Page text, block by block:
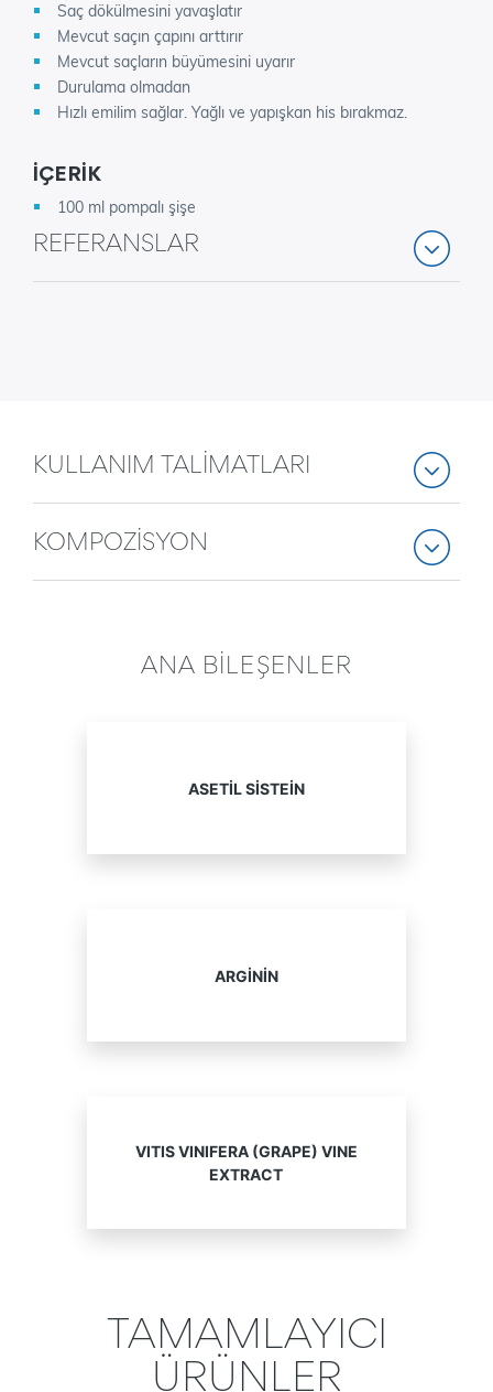
Saç dökülmesini yavaşlatır
Mevcut saçın çapını arttırır
Mevcut saçların büyümesini uyarır
Durulama olmadan
Hızlı emilim sağlar. Yağlı ve yapışkan his bırakmaz.
İÇERİK
100 ml pompalı şişe
REFERANSLAR
KULLANIM TALİMATLARI
KOMPOZİSYON
ANA BİLEŞENLER
ASETIL SISTEIN
ARGININ
VITIS VINIFERA (GRAPE) VINE
EXTRACT
TAMAMLAYICI
ÜRÜNLER